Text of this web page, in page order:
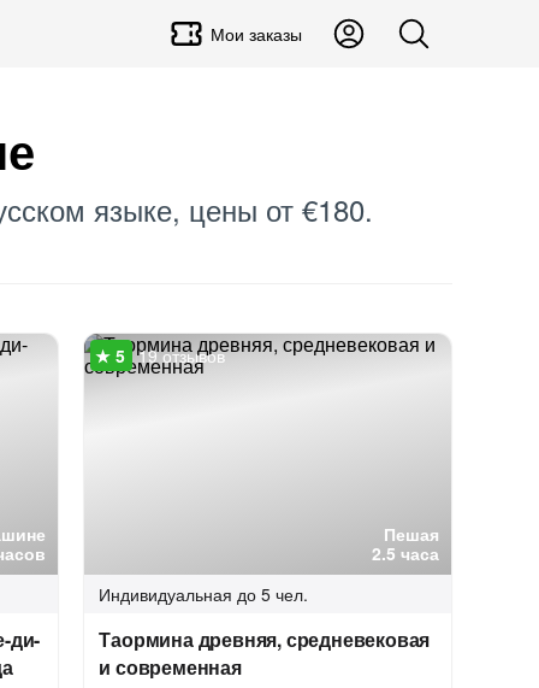
Мои заказы
языке, цены от €180.
ди-
Пешая
2.5 часа
19 отзывов
Индивидуальная до 5 чел.
Таормина древняя, средневековая
и современная